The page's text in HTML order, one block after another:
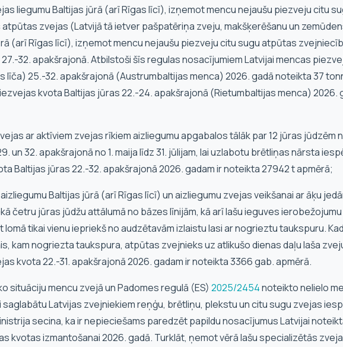
liegumu Baltijas jūrā (arī Rīgas līcī), izņemot mencu nejaušu piezveju citu
zvejas (Latvijā tā ietver pašpatēriņa zveju, makšķerēšanu un
(arī Rīgas līcī), izņemot mencu nejaušu piezveju citu sugu atpūtas
32. apakšrajonā. Atbilstoši šīs regulas nosacījumiem Latvijai mencas
līča) 25.-32. apakšrajonā (Austrumbaltijas menca) 2026. gadā noteikta 37
kvota Baltijas jūras 22.-24. apakšrajonā (Rietumbaltijas menca) 2026.
ar aktīviem zvejas rīkiem aizliegumu apgabalos tālāk par 12 jūras jūdzēm
un 32. apakšrajonā no 1. maija līdz 31. jūlijam, lai uzlabotu brētliņas nārsta
Baltijas jūras 22.-32. apakšrajonā 2026. gadam ir noteikta 27942 t apmērā;
Baltijas jūrā (arī Rīgas līcī) un aizliegumu zvejas veikšanai ar āķu
četru jūras jūdžu attālumā no bāzes līnijām, kā arī lašu ieguves ierobežojumu
tikai vienu iepriekš no audzētavām izlaistu lasi ar nogrieztu taukspuru. Kad
kam nogriezta taukspura, atpūtas zvejnieks uz atlikušo dienas daļu laša
kvota 22.-31. apakšrajonā 2026. gadam ir noteikta 3366 gab. apmērā.
situāciju mencu zvejā un Padomes regulā (ES) 2025/2454noteikto nelielo
Latvijas zvejniekiem reņģu, brētliņu, plekstu un citu sugu zvejas
secina, ka ir nepieciešams paredzēt papildu nosacījumus Latvijai
kvotas izmantošanai 2026. gadā. Turklāt, ņemot vērā lašu specializētās